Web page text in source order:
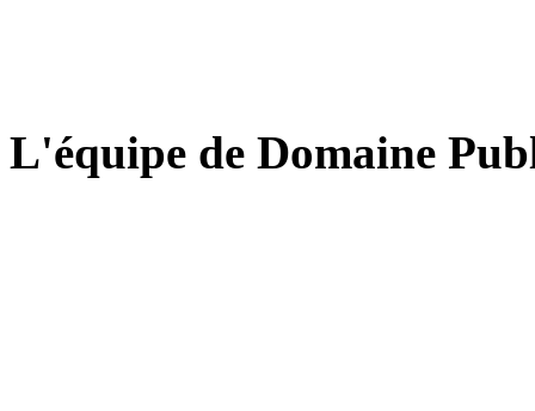
L'équipe de Domaine